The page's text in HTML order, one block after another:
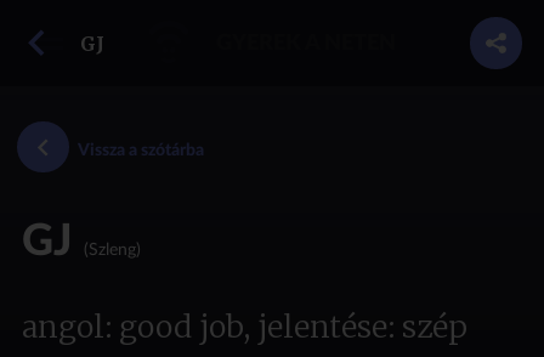
GJ
Vissza a szótárba
GJ (Szleng)
angol: good job, jelentése: szép